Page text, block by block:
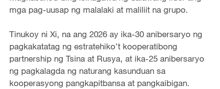
mga pag-uusap ng malalaki at maliliit na grupo.
Tinukoy ni Xi, na ang 2026 ay ika-30 anibersaryo ng
pagkakatatag ng estratehiko’t kooperatibong
partnership ng Tsina at Rusya, at ika-25 anibersaryo
ng pagkalagda ng naturang kasunduan sa
kooperasyong pangkapitbansa at pangkaibigan.